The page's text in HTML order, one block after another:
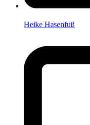
Heike Hasenfuß